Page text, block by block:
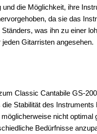
die Möglichkeit, ihre
da sie das
was ihn zu einer
Gitarristen angesehen.
Classic Cantabile GS-
Stabilität des
nicht
Bedürfnisse